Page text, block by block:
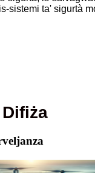
ta' sigurtà